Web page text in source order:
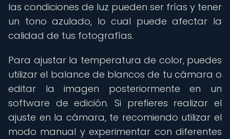
las condiciones de luz pueden ser frías y tener
un tono azulado, lo cual puede afectar la
calidad de tus fotografías.
Para ajustar la temperatura de color, puedes
utilizar el balance de blancos de tu cámara o
editar la imagen posteriormente en un
software de edición. Si prefieres realizar el
ajuste en la cámara, te recomiendo utilizar el
modo manual y experimentar con diferentes